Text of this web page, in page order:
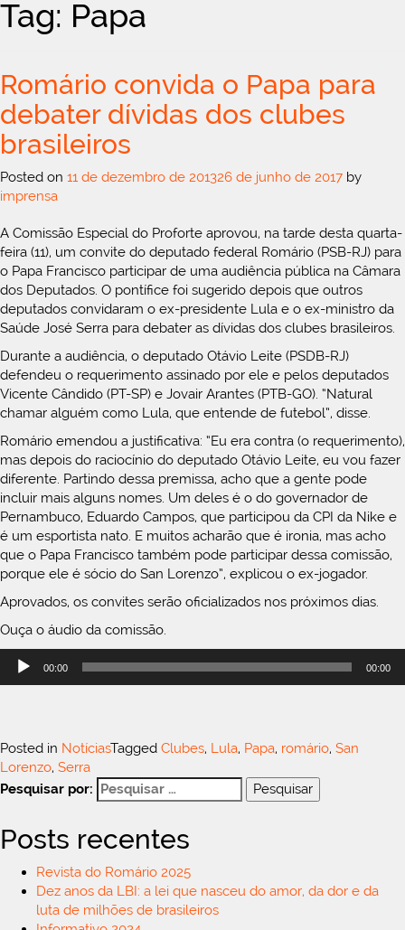
Tag: Papa
Romário convida o Papa para
debater dívidas dos clubes
brasileiros
Posted on 11 de dezembro de 201326 de junho de 2017 by
imprensa
A Comissão Especial do Proforte aprovou, na tarde desta quarta-
feira (11), um convite do deputado federal Romário (PSB-RJ) para
o Papa Francisco participar de uma audiência pública na Câmara
dos Deputados. O pontífice foi sugerido depois que outros
deputados convidaram o ex-presidente Lula e o ex-ministro da
Saúde José Serra para debater as dívidas dos clubes brasileiros.
Durante a audiência, o deputado Otávio Leite (PSDB-RJ)
defendeu o requerimento assinado por ele e pelos deputados
Vicente Cândido (PT-SP) e Jovair Arantes (PTB-GO). “Natural
chamar alguém como Lula, que entende de futebol”, disse.
Romário emendou a justificativa: “Eu era contra (o requerimento),
mas depois do raciocínio do deputado Otávio Leite, eu vou fazer
diferente. Partindo dessa premissa, acho que a gente pode
incluir mais alguns nomes. Um deles é o do governador de
Pernambuco, Eduardo Campos, que participou da CPI da Nike e
é um esportista nato. E muitos acharão que é ironia, mas acho
que o Papa Francisco também pode participar dessa comissão,
porque ele é sócio do San Lorenzo”, explicou o ex-jogador.
Aprovados, os convites serão oficializados nos próximos dias.
Ouça o áudio da comissão.
Tocador
00:00 00:00
Posted in NotíciasTagged Clubes, Lula, Papa, romário, San
Lorenzo, Serra
Pesquisar por:
Posts recentes
Revista do Romário 2025
Dez anos da LBI: a lei que nasceu do amor, da dor e da
luta de milhões de brasileiros